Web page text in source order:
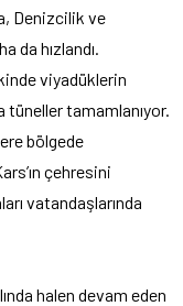
Denizcilik ve
da hızlandı.
viyadüklerin
tüneller tamamlanıyor.
bölgede
çehresini
vatandaşlarında
halen devam eden